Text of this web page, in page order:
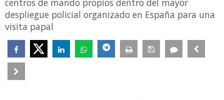
centros de mando propios dentro del mayor
despliegue policial organizado en España para una
visita papal